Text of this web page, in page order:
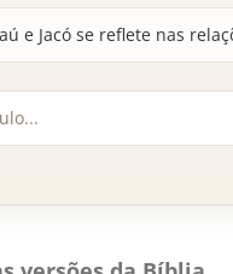
e Jacó se reflete nas